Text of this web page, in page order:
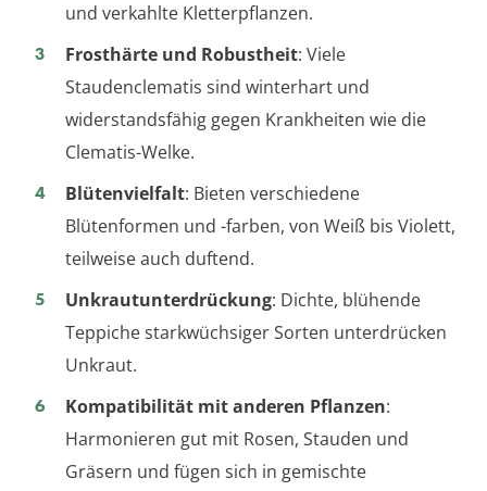
und verkahlte Kletterpflanzen.
Frosthärte und Robustheit: Viele
Staudenclematis sind winterhart und
widerstandsfähig gegen Krankheiten wie die
Clematis-Welke.
Blütenvielfalt: Bieten verschiedene
Blütenformen und -farben, von Weiß bis Violett,
teilweise auch duftend.
Unkrautunterdrückung: Dichte, blühende
Teppiche starkwüchsiger Sorten unterdrücken
Unkraut.
Kompatibilität mit anderen Pflanzen:
Harmonieren gut mit Rosen, Stauden und
Gräsern und fügen sich in gemischte